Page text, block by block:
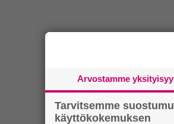
Arvostamme
Tarvitsemme
käyttökokemuksen